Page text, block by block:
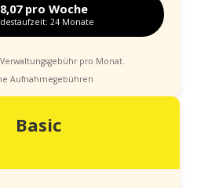
pro Woche
24 Monate
pro Monat.
Aufnahmegebühren
Basic